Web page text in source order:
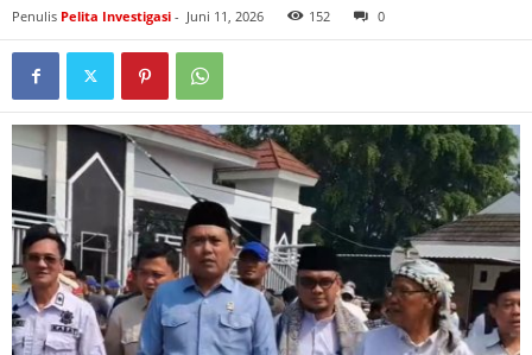
Penulis Pelita Investigasi - Juni 11, 2026 152 0